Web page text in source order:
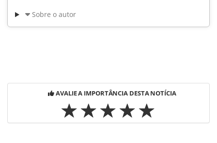
Sobre o autor
AVALIE A IMPORTÂNCIA DESTA NOTÍCIA